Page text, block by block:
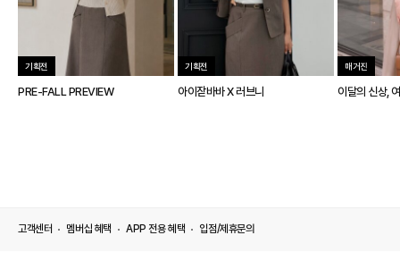
기획전
PRE-FALL PREVIEW
기획전
아이잗바바 X 러브니
매거진
이달의 신상,
고객센터 멤버십 혜택 APP 전용 혜택 입점/제휴문의